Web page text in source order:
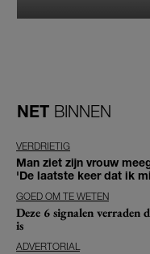
NET BINNEN
VERDRIETIG
Man ziet zijn vrouw
'De laatste keer dat ik
GOED OM TE WETEN
Deze 6 signalen
is
ADVERTORIAL